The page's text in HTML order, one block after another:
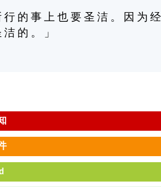
的 事 上 也 要 圣 洁 。 因 为
的 。 」